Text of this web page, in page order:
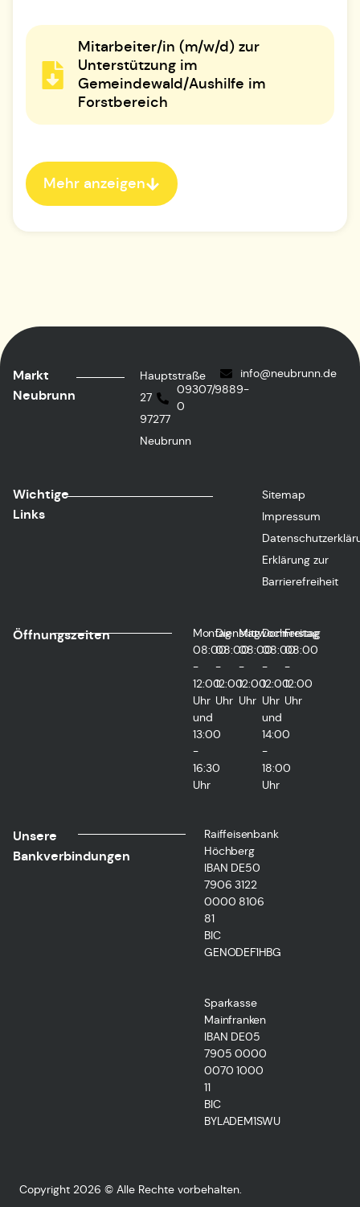
Mitarbeiter/in (m/w/d) zur
Unterstützung im
Gemeindewald/Aushilfe im
Forstbereich
Mehr anzeigen
Markt
Neubrunn
Hauptstraße
27
97277
Neubrunn
09307/9889-
0
info@neubrunn.de
Wichtige
Links
Sitemap
Impressum
Erklärung zur
Barrierefreiheit
Öffnungszeiten
Montag
08:00
-
12:00
Uhr
und
13:00
-
16:30
Uhr
Dienstag
08:00
-
12:00
Uhr
Mittwoch
08:00
-
12:00
Uhr
Donnerstag
08:00
-
12:00
Uhr
und
14:00
-
18:00
Uhr
Freitag
08:00
-
12:00
Uhr
Unsere
Bankverbindungen
Raiffeisenbank
Höchberg
IBAN DE50
7906 3122
0000 8106
81
BIC
GENODEF1HBG
Sparkasse
Mainfranken
IBAN DE05
7905 0000
0070 1000
11
BIC
BYLADEM1SWU
Copyright 2026 © Alle Rechte vorbehalten.